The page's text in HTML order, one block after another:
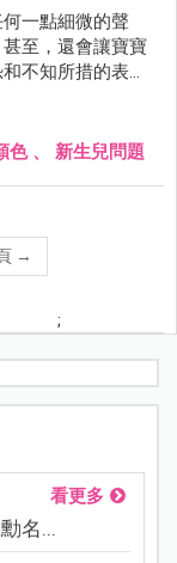
一點細微的聲
至，還會讓寶寶
不知所措的表
色、 新生兒問題
→
;
看更多
名...